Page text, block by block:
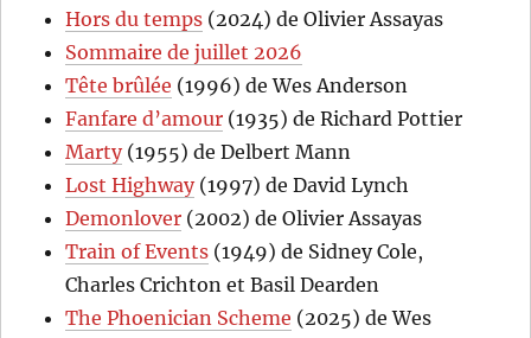
Hors du temps (2024) de Olivier Assayas
Sommaire de juillet 2026
Tête brûlée (1996) de Wes Anderson
Fanfare d’amour (1935) de Richard Pottier
Marty(1955) de Delbert Mann
Lost Highway(1997) de David Lynch
Demonlover (2002) de Olivier Assayas
Train of Events (1949) de Sidney Cole,
Charles Crichton et Basil Dearden
The Phoenician Scheme (2025) de Wes